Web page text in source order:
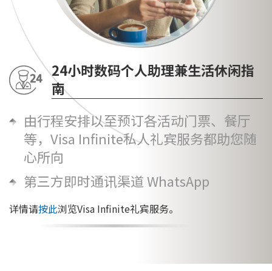
24小时数码个人助理兼生活休闲指
南
由行程安排以至预订各活动门票、餐厅
等，Visa Infinite私人礼宾服务都助您随
心所向
第三方即时通讯渠道 WhatsApp
详情请按此浏览Visa Infinite礼宾服务。